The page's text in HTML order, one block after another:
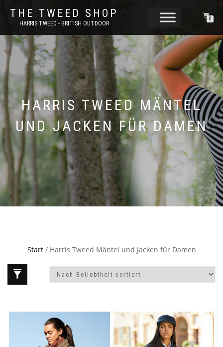
THE TWEED SHOP
HARRIS TWEED - BRITISH OUTDOOR
0
HARRIS TWEED MÄNTEL
UND JACKEN FÜR DAMEN
Start/ Harris Tweed Mäntel und Jacken für Damen